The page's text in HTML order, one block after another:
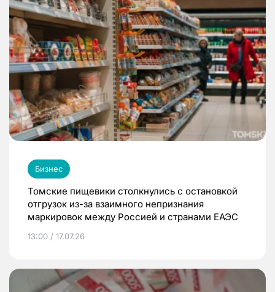
Бизнес
Томские пищевики столкнулись с остановкой
отгрузок из-за взаимного непризнания
маркировок между Россией и странами ЕАЭС
13:00 / 17.07.26